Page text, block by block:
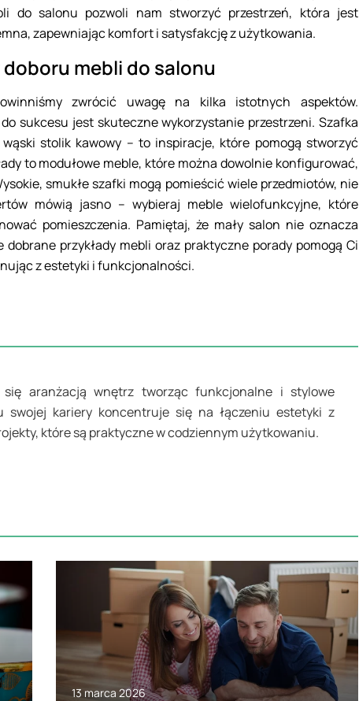
do salonu pozwoli nam stworzyć przestrzeń, która jest
zapewniając komfort i satysfakcję z użytkowania.
mebli do salonu
zwrócić uwagę na kilka istotnych aspektów.
sukcesu jest skuteczne wykorzystanie przestrzeni. Szafka
stolik kawowy – to inspiracje, które pomogą stworzyć
to modułowe meble, które można dowolnie konfigurować,
smukłe szafki mogą pomieścić wiele przedmiotów, nie
mówią jasno – wybieraj meble wielofunkcyjne, które
pomieszczenia. Pamiętaj, że mały salon nie oznacza
przykłady mebli oraz praktyczne porady pomogą Ci
z estetyki i funkcjonalności.
się aranżacją wnętrz tworząc funkcjonalne i stylowe
swojej kariery koncentruje się na łączeniu estetyki z
które są praktyczne w codziennym użytkowaniu.
13 marca 2026